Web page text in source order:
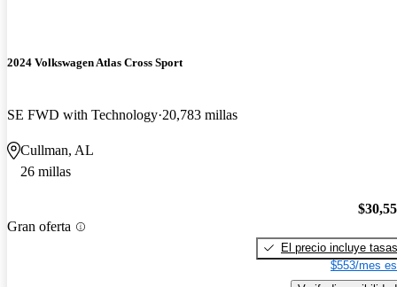
2024 Volkswagen Atlas Cross Sport
SE FWD with Technology 20,783 millas
Cullman, AL
26 millas
Gran oferta
El precio incluye tasas
$553/mes